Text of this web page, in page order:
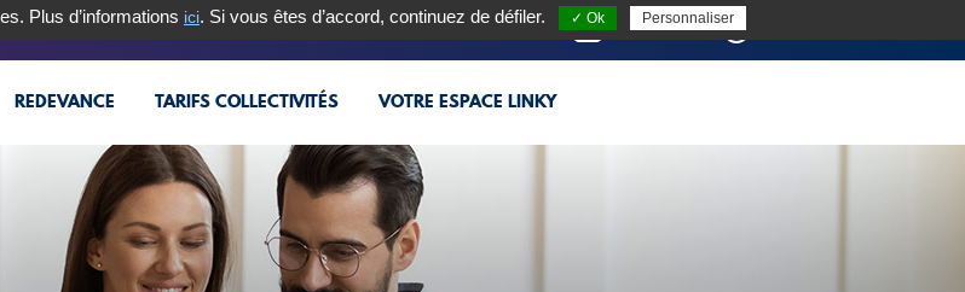
REDEVANCE TARIFS COLLECTIVITÉS VOTRE ESPACE LINKY
CONTACT
Plus d’informations ici. Si vous êtes d’accord, continuez de défiler. ✓ Ok Personnaliser